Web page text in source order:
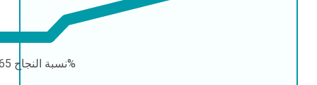
نسبة النجاح65-80%